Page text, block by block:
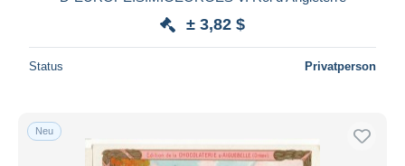
± 3,82 $
Status Privatperson
Neu